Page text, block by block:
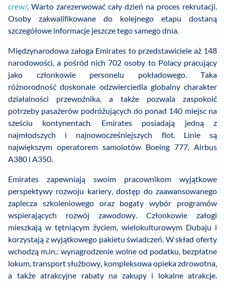
crew/. Warto zarezerwować cały dzień na proces rekrutacji.
Osoby zakwalifikowane do kolejnego etapu dostaną
szczegółowe informacje jeszcze tego samego dnia.
Międzynarodowa załoga Emirates to przedstawiciele aż 148
narodowości, a pośród nich 702 osoby to Polacy pracujący
jako członkowie personelu pokładowego. Taka
różnorodność doskonale odzwierciedla globalny charakter
działalności przewoźnika, a także pozwala zaspokoić
potrzeby pasażerów podróżujących do ponad 140 miejsc na
sześciu kontynentach. Emirates posiadają jedną z
najmłodszych i najnowocześniejszych flot. Linie są
największym operatorem samolotów Boeing 777, Airbus
A380 i A350.
Emirates zapewniają swoim pracownikom wyjątkowe
perspektywy rozwoju kariery, dostęp do zaawansowanego
zaplecza szkoleniowego oraz bogaty wybór programów
wspierających rozwój zawodowy. Członkowie załogi
mieszkają w tętniącym życiem, wielokulturowym Dubaju i
korzystają z wyjątkowego pakietu świadczeń. W skład oferty
wchodzą m.in.: wynagrodzenie wolne od podatku, bezpłatne
lokum, transport służbowy, kompleksowa opieka zdrowotna,
a także atrakcyjne rabaty na zakupy i lokalne atrakcje.